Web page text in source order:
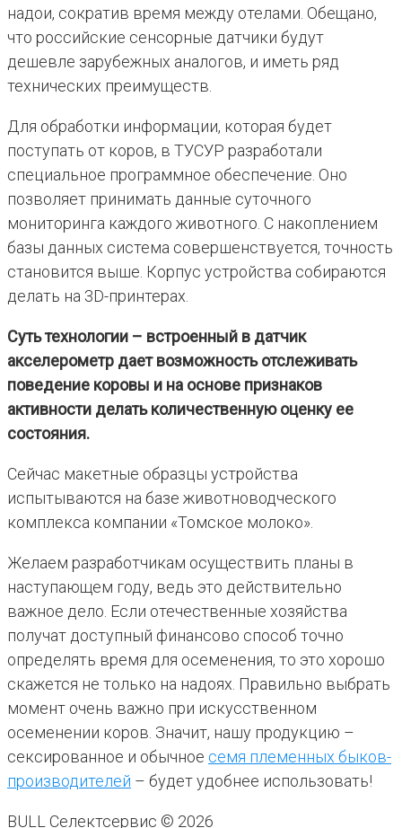
надои, сократив время между отелами. Обещано,
что российские сенсорные датчики будут
дешевле зарубежных аналогов, и иметь ряд
технических преимуществ.
Для обработки информации, которая будет
поступать от коров, в ТУСУР разработали
специальное программное обеспечение. Оно
позволяет принимать данные суточного
мониторинга каждого животного. С накоплением
базы данных система совершенствуется, точность
становится выше. Корпус устройства собираются
делать на 3D-принтерах.
Суть технологии – встроенный в датчик
акселерометр дает возможность отслеживать
поведение коровы и на основе признаков
активности делать количественную оценку ее
состояния.
Сейчас макетные образцы устройства
испытываются на базе животноводческого
комплекса компании «Томское молоко».
Желаем разработчикам осуществить планы в
наступающем году, ведь это действительно
важное дело. Если отечественные хозяйства
получат доступный финансово способ точно
определять время для осеменения, то это хорошо
скажется не только на надоях. Правильно выбрать
момент очень важно при искусственном
осеменении коров. Значит, нашу продукцию –
сексированное и обычное семя племенных быков-
производителей – будет удобнее использовать!
BULL Селектсервис © 2026